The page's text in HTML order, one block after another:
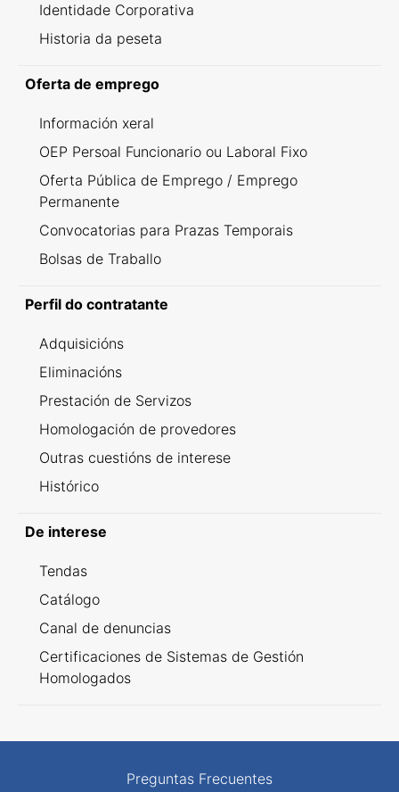
Identidade Corporativa
Historia da peseta
Oferta de emprego
Información xeral
OEP Persoal Funcionario ou Laboral Fixo
Oferta Pública de Emprego / Emprego
Permanente
Convocatorias para Prazas Temporais
Bolsas de Traballo
Perfil do contratante
Adquisicións
Eliminacións
Prestación de Servizos
Homologación de provedores
Outras cuestións de interese
Histórico
De interese
Tendas
Catálogo
Canal de denuncias
Certificaciones de Sistemas de Gestión
Homologados
Preguntas Frecuentes